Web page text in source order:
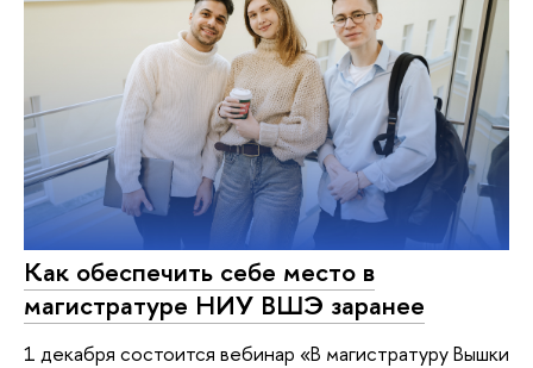
Как обеспечить себе место в
магистратуре НИУ ВШЭ заранее
1 декабря состоится вебинар «В магистратуру Вышки